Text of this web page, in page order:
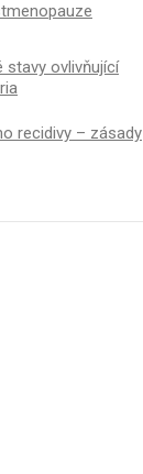
stavy ovlivňující
recidivy – zásady